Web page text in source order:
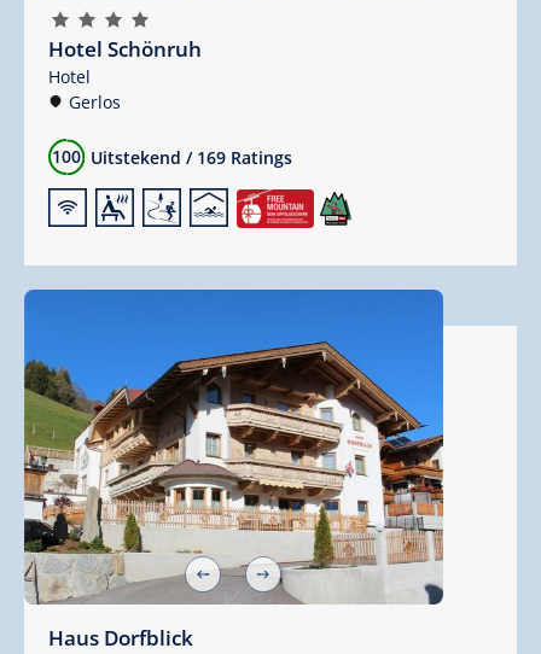
🞙 🞙 🞙 🞙
Hotel Schönruh
Hotel
Gerlos
100 Uitstekend / 169 Ratings
🜉🗔🞷🅤
Haus Dorfblick